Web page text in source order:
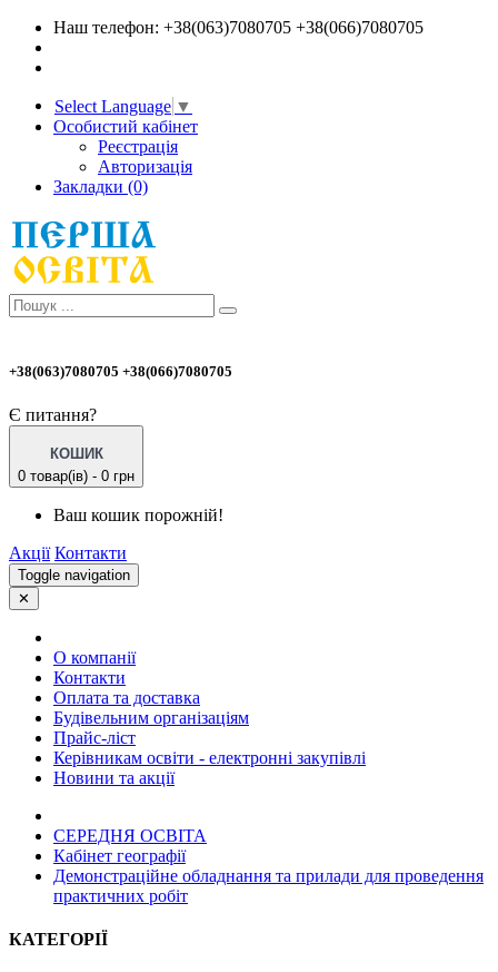
Наш телефон: +38(063)7080705 +38(066)7080705
Select Language ▼
Особистий кабінет
Реєстрація
Авторизація
Закладки (0)
+38(063)7080705 +38(066)7080705
Є питання?
КОШИК
0 товар(ів) - 0 грн
Ваш кошик порожній!
Акції Контакти
Toggle navigation
✕
О компанії
Контакти
Оплата та доставка
Будівельним організаціям
Прайс-ліст
Керівникам освіти - електронні закупівлі
Новини та акції
СЕРЕДНЯ ОСВIТА
Кабінет географії
Демонстраційне обладнання та прилади для проведення
практичних робiт
КАТЕГОРІЇ